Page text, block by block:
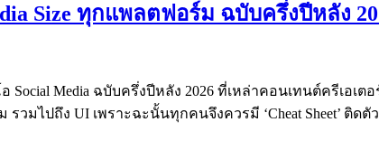
Size ทุกแพลตฟอร์ม ฉบับครึ่งปีหลัง
Social Media ฉบับครึ่งปีหลัง 2026 ที่เหล่าคอนเทนต์ครีเ
วมไปถึง UI เพราะฉะนั้นทุกคนจึงควรมี ‘Cheat Sheet’ ติด